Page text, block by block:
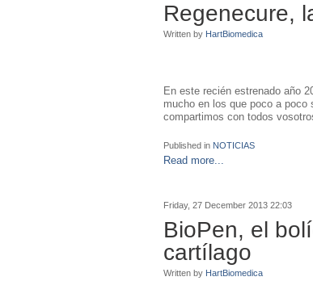
Regenecure,
Written by HartBiomedica
En este recién estrenado año
mucho en los que poco a
compartimos con todos
Published in NOTICIAS
Read more...
Friday, 27 December 2013 22:03
BioPen, el
cartílago
Written by HartBiomedica